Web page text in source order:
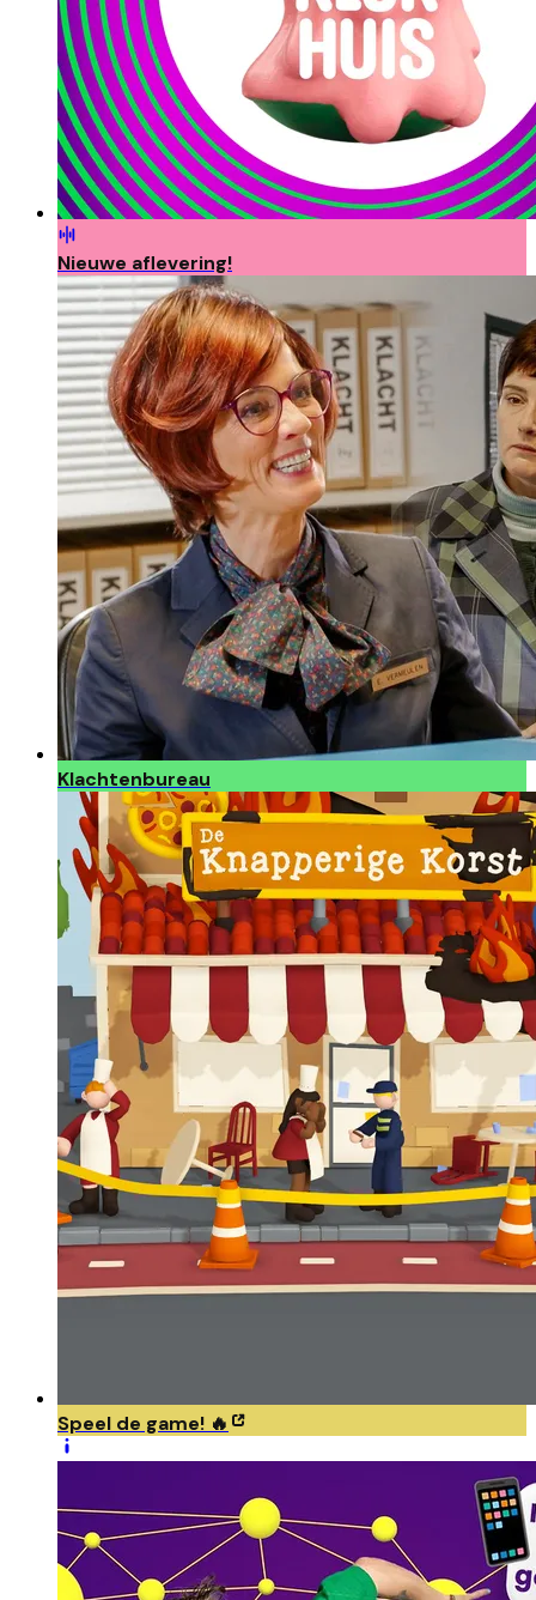
Nieuwe aflevering!
Klachtenbureau
Speel de game! 🔥